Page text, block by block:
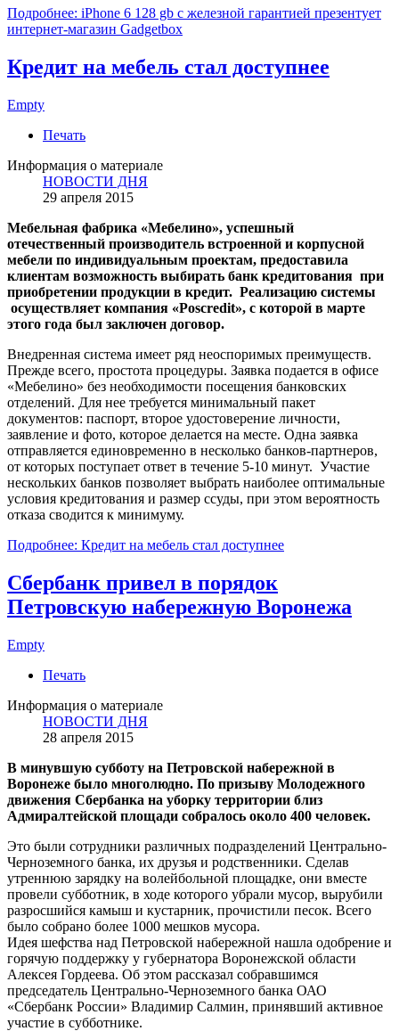
Подробнее: iPhone 6 128 gb с железной гарантией презентует
интернет-магазин Gadgetbox
Кредит на мебель стал доступнее
Empty
Печать
Информация о материале
НОВОСТИ ДНЯ
29 апреля 2015
Мебельная фабрика «Мебелино», успешный
отечественный производитель встроенной и корпусной
мебели по индивидуальным проектам, предоставила
клиентам возможность выбирать банк кредитования при
приобретении продукции в кредит. Реализацию системы
осуществляет компания «Poscredit», с которой в марте
этого года был заключен договор.
Внедренная система имеет ряд неоспоримых преимуществ.
Прежде всего, простота процедуры. Заявка подается в офисе
«Мебелино» без необходимости посещения банковских
отделений. Для нее требуется минимальный пакет
документов: паспорт, второе удостоверение личности,
заявление и фото, которое делается на месте. Одна заявка
отправляется единовременно в несколько банков-партнеров,
от которых поступает ответ в течение 5-10 минут. Участие
нескольких банков позволяет выбрать наиболее оптимальные
условия кредитования и размер ссуды, при этом вероятность
отказа сводится к минимуму.
Подробнее: Кредит на мебель стал доступнее
Сбербанк привел в порядок
Петровскую набережную Воронежа
Empty
Печать
Информация о материале
НОВОСТИ ДНЯ
28 апреля 2015
В минувшую субботу на Петровской набережной в
Воронеже было многолюдно. По призыву Молодежного
движения Сбербанка на уборку территории близ
Адмиралтейской площади собралось около 400 человек.
Это были сотрудники различных подразделений Центрально-
Черноземного банка, их друзья и родственники. Сделав
утреннюю зарядку на волейбольной площадке, они вместе
провели субботник, в ходе которого убрали мусор, вырубили
разросшийся камыш и кустарник, прочистили песок. Всего
было собрано более 1000 мешков мусора.
Идея шефства над Петровской набережной нашла одобрение и
горячую поддержку у губернатора Воронежской области
Алексея Гордеева. Об этом рассказал собравшимся
председатель Центрально-Черноземного банка ОАО
«Сбербанк России» Владимир Салмин, принявший активное
участие в субботнике.